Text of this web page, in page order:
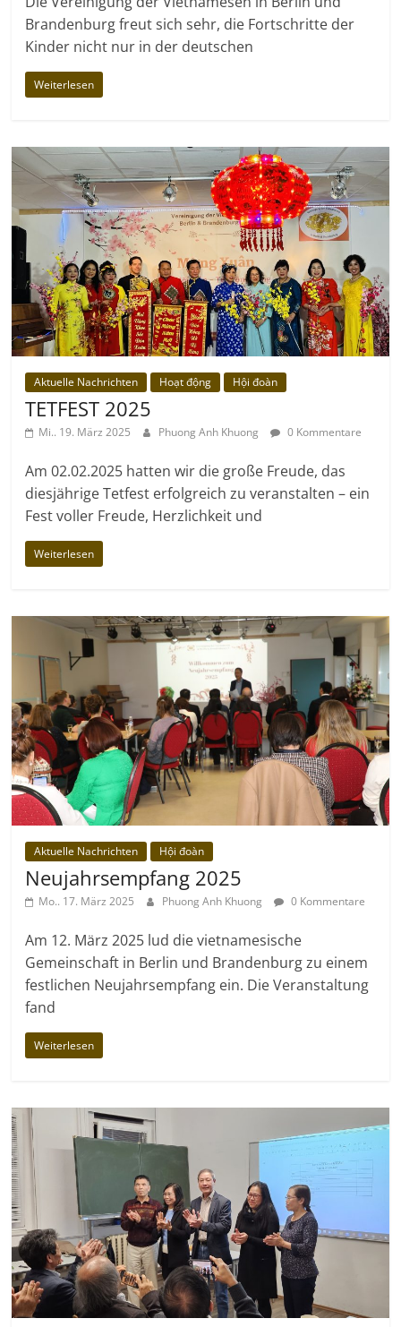
Brandenburg freut sich sehr, die Fortschritte der
Kinder nicht nur in der deutschen
Weiterlesen
Aktuelle Nachrichten Hoạt động Hội đoàn
TETFEST 2025
Mi.. 19. März 2025 Phuong Anh Khuong 0 Kommentare
Am 02.02.2025 hatten wir die große Freude, das
diesjährige Tetfest erfolgreich zu veranstalten – ein
Fest voller Freude, Herzlichkeit und
Weiterlesen
Aktuelle Nachrichten Hội đoàn
Neujahrsempfang 2025
Mo.. 17. März 2025 Phuong Anh Khuong 0 Kommentare
Am 12. März 2025 lud die vietnamesische
Gemeinschaft in Berlin und Brandenburg zu einem
festlichen Neujahrsempfang ein. Die Veranstaltung
fand
Weiterlesen